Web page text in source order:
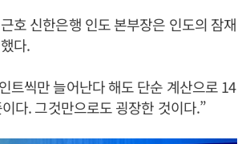
호 신한은행 인도 본부장은 인도의 잠재
다.
트씩만 늘어난다 해도 단순 계산으로 14
다. 그것만으로도 굉장한 것이다.”